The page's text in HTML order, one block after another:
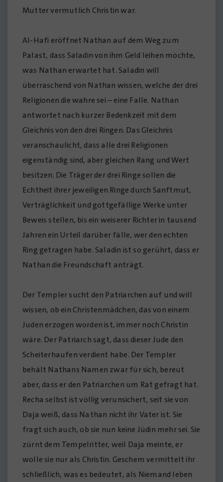
Mutter vermutlich Christin war.
Al-Hafi eröffnet Nathan auf dem Weg zum
Palast, dass Saladin von ihm Geld leihen möchte,
was Nathan erwartet hat. Saladin will
überraschend von Nathan wissen, welche der drei
Religionen die wahre sei – eine Falle. Nathan
antwortet nach kurzer Bedenkzeit mit dem
Gleichnis von den drei Ringen. Das Gleichnis
veranschaulicht, dass alle drei Religionen
eigenständig sind, aber gleichen Rang und Wert
besitzen. Die Träger der drei Ringe sollen die
Echtheit ihrer jeweiligen Ringe durch Sanftmut,
Verträglichkeit und gottgefällige Werke unter
Beweis stellen, bis ein weiserer Richter in tausend
Jahren ein Urteil darüber fälle, wer den echten
Ring getragen habe. Saladin ist so gerührt, dass er
Nathan die Freundschaft anträgt.
Der Templer sucht den Patriarchen auf und will
wissen, ob ein Christenmädchen, das von einem
Juden erzogen worden ist, immer noch Christin
wäre. Der Patriarch sagt, dass dieser Jude den
Scheiterhaufen verdient habe. Der Templer
behält Nathans Namen zwar für sich, bereut
aber, dass er den Patriarchen um Rat gefragt hat.
Recha selbst ist völlig verunsichert, seit sie von
Daja weiß, dass Nathan nicht ihr Vater ist. Sie
fragt sich auch, ob sie nun keine Jüdin mehr sei. Sie
zürnt dem Tempelritter, weil Daja meinte, er
wolle sie nur als Christin. Geschem vermittelt ihr
schließlich, was es bedeutet, als Niemand leben